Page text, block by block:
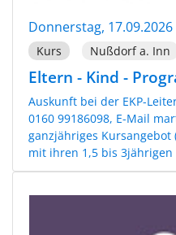
Donnerstag,
Kurs Nußdorf a. Inn
Eltern - Kind -
Auskunft bei der EKP-
0160 99186098, E-Mail
ganzjähriges Kursangebot
mit ihren 1,5 bis 3jährigen